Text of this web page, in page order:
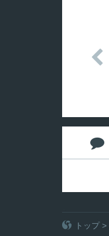


トップ>